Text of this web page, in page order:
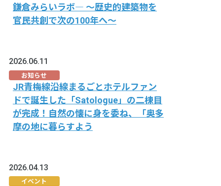
鎌倉みらいラボ― 〜歴史的建築物を
官民共創で次の100年へ〜
2026.06.11
お知らせ
JR青梅線沿線まるごとホテルファン
ドで誕生した「Satologue」の二棟目
が完成！自然の懐に身を委ね、「奥多
摩の地に暮らすよう
2026.04.13
イベント